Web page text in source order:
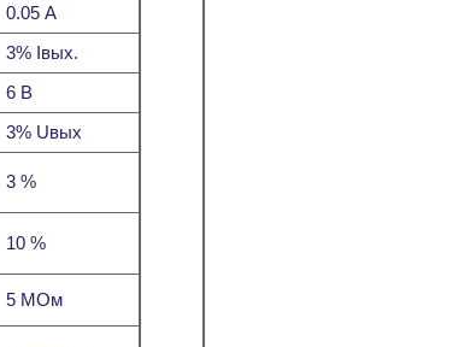
0.05 А
3% Iвых.
6 В
3% Uвых
3 %
10 %
5 МОм